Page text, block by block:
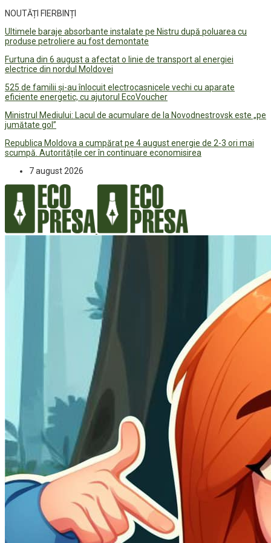
NOUTĂȚI FIERBINȚI
Ultimele baraje absorbante instalate pe Nistru după poluarea cu
produse petroliere au fost demontate
Furtuna din 6 august a afectat o linie de transport al energiei
electrice din nordul Moldovei
525 de familii și-au înlocuit electrocasnicele vechi cu aparate
eficiente energetic, cu ajutorul EcoVoucher
Ministrul Mediului: Lacul de acumulare de la Novodnestrovsk este „pe
jumătate gol”
Republica Moldova a cumpărat pe 4 august energie de 2-3 ori mai
scumpă. Autoritățile cer în continuare economisirea
7 august 2026